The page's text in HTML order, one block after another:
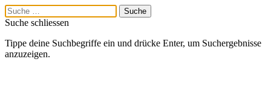
Suche schliessen
Tippe deine Suchbegriffe ein und drücke Enter, um Suchergebnisse
anzuzeigen.